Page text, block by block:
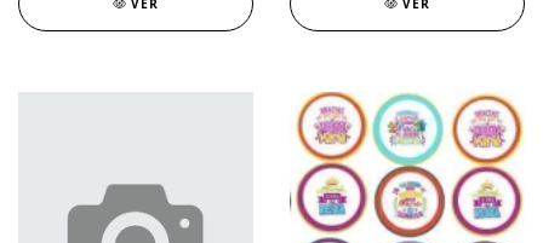
VER VER